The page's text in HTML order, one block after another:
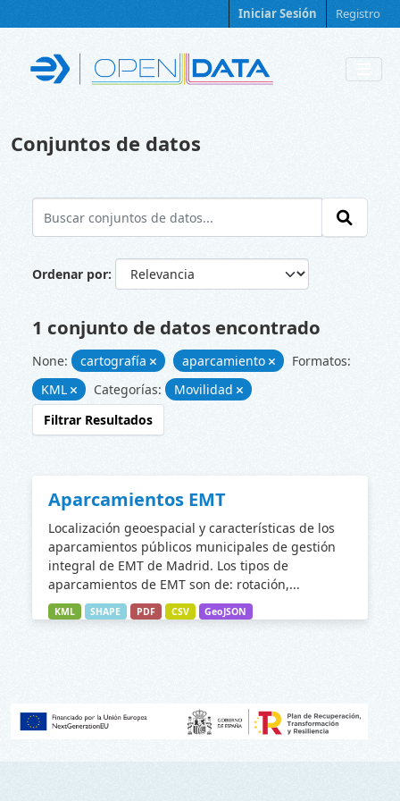
Iniciar Sesión Registro
Conjuntos de datos
Ordenar por
1 conjunto de datos encontrado
None: cartografía aparcamiento
Formatos:
KML
Categorías:
Movilidad
Filtrar Resultados
Aparcamientos EMT
Localización geoespacial y características de los
aparcamientos públicos municipales de gestión
integral de EMT de Madrid. Los tipos de
aparcamientos de EMT son de: rotación,...
KML SHAPE PDF CSV GeoJSON